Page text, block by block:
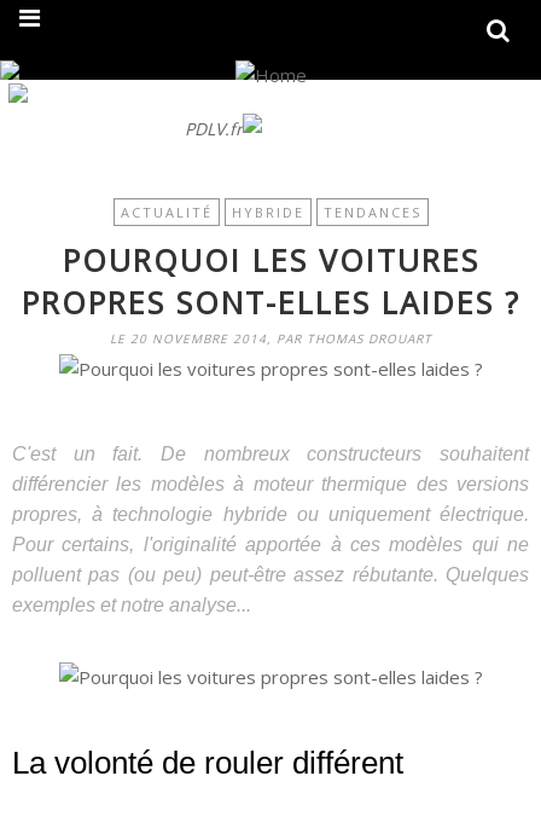
PDLV.fr
ACTUALITÉ HYBRIDE TENDANCES
POURQUOI LES VOITURES
PROPRES SONT-ELLES LAIDES ?
LE 20 NOVEMBRE 2014, PAR THOMAS DROUART
C'est un fait. De nombreux constructeurs souhaitent
différencier les modèles à moteur thermique des versions
propres, à technologie hybride ou uniquement électrique.
Pour certains, l'originalité apportée à ces modèles qui ne
polluent pas (ou peu) peut-être assez rébutante. Quelques
exemples et notre analyse...
La volonté de rouler différent